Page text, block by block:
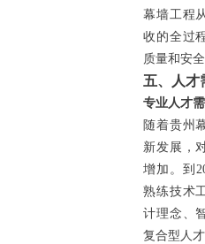
幕墙工程
收的全过
质量和安全
五、人才
专业人才
随着贵州
新发展，
增加。到
熟练技术
计理念、
复合型人才